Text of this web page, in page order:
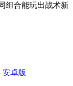
组合能玩出战术新